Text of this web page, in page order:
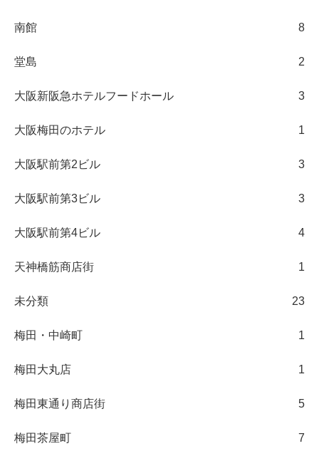
南館 8
堂島 2
大阪新阪急ホテルフードホール 3
大阪梅田のホテル 1
大阪駅前第2ビル 3
大阪駅前第3ビル 3
大阪駅前第4ビル 4
天神橋筋商店街 1
未分類 23
梅田・中崎町 1
梅田大丸店 1
梅田東通り商店街 5
梅田茶屋町 7